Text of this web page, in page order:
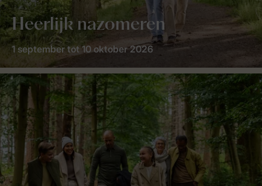
Heerlijk nazomeren
1 september tot 10 oktober 2026